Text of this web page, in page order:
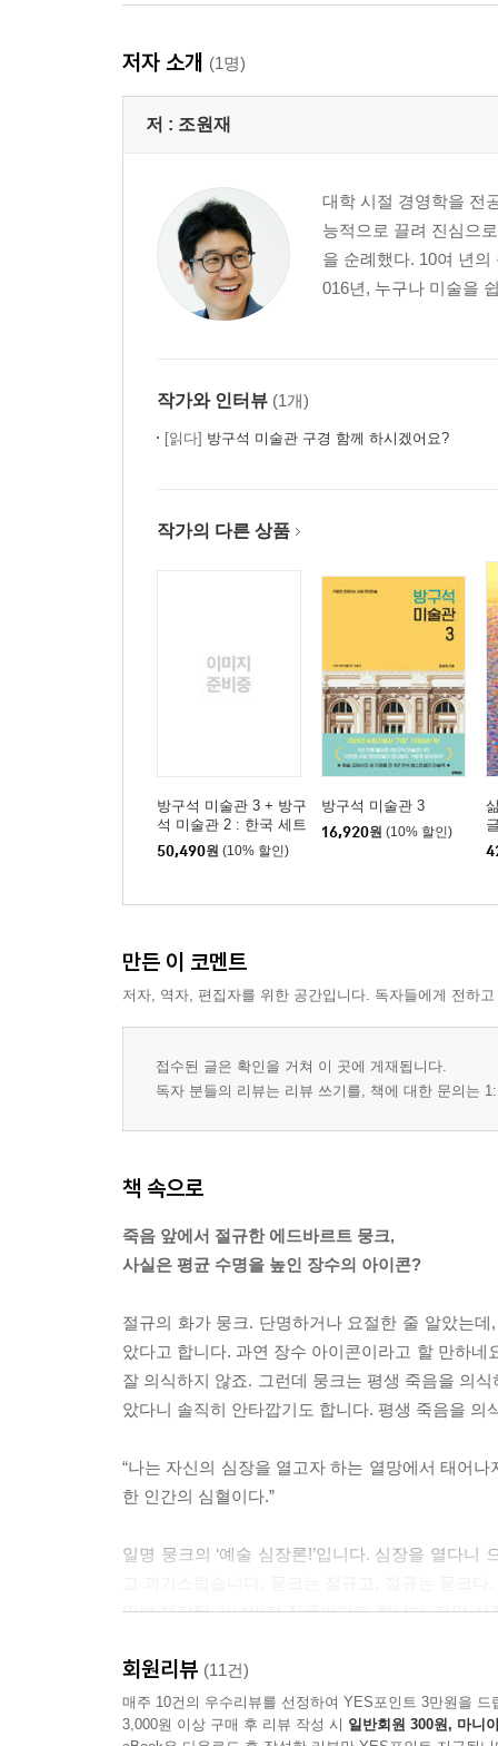
저자 소개 (1명)
저 : 조원재
대학 시절 경영학을 전
능적으로 끌려 진심으
을 순례했다. 10여 년의
016년, 누구나 미술을
작가와 인터뷰 (1개)
[읽다] 방구석 미술관 구경 함께 하시겠어요?
작가의 다른 상품
방구석 미술관 3 + 방구
석 미술관 2 : 한국 세트
50,490원 (10% 할인)
방구석 미술관 3
16,920원 (10% 할인)
만든 이 코멘트
저자, 역자, 편집자를 위한 공간입니다. 독자들에게 전하
접수된 글은 확인을 거쳐 이 곳에 게재됩니다.
독자 분들의 리뷰는 리뷰 쓰기를, 책에 대한 문의는
책 속으로
죽음 앞에서 절규한 에드바르트 뭉크,
사실은 평균 수명을 높인 장수의 아이콘?
절규의 화가 뭉크. 단명하거나 요절한 줄 알았는
았다고 합니다. 과연 장수 아이콘이라고 할 만하
잘 의식하지 않죠. 그런데 뭉크는 평생 죽음을 의
았다니 솔직히 안타깝기도 합니다. 평생 죽음을
“나는 자신의 심장을 열고자 하는 열망에서 태어
한 인간의 심혈이다.”
일명 뭉크의 ‘예술 심장론!’입니다. 심장을 열다
입에 제작된 기념비적 작품이기도 합니다. 정말
을 함께 해부해보겠습니다. 메스! 석션!
미술계 여성 혁명가, 프리다 칼로
회원리뷰 (11건)
매주 10건의 우수리뷰를 선정하여 YES포인트 3만원을 드
3,000원 이상 구매 후 리뷰 작성 시 일반회원 300원, 마니